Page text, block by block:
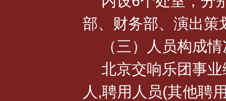
部、财务部、演出策
（三）人员构成
北京交响乐团事
人,聘用人员(其他聘